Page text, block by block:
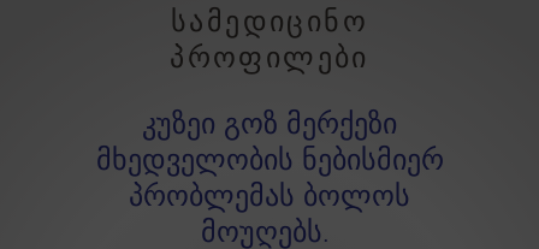
სამედიცინო
პროფილები
კუზეი გოზ მერქეზი
მხედველობის ნებისმიერ
პრობლემას ბოლოს
მოუღებს.